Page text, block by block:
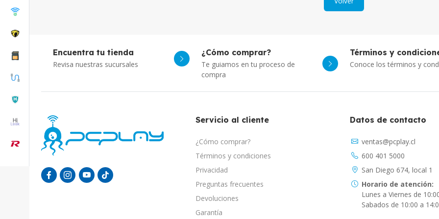
Encuentra tu tienda
Revisa nuestras sucursales
¿Cómo comprar?
Te guiamos en tu proceso de
compra
Términos y
Conoce los términos y
Servicio al cliente
¿Cómo comprar?
Términos y condiciones
Privacidad
Preguntas frecuentes
Devoluciones
Garantía
Datos de contacto
ventas@pcplay.cl
600 401 5000
San Diego 674, local 1
Horario de atención:
Lunes a Viernes de
Sabados de 10:00 a